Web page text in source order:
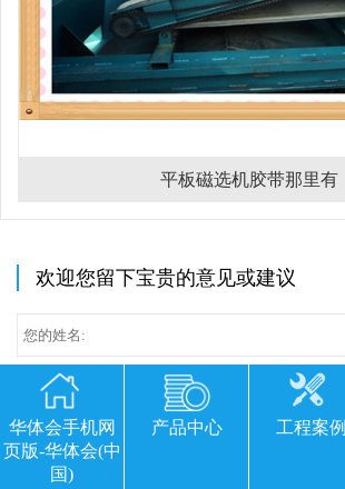
平板磁选机胶带那里有
欢迎您留下宝贵的意见或建议
华体会手机网
页版-华体会(中
国)
产品中心 工程案例